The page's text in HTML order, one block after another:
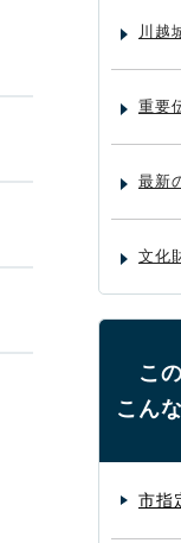
川越
重要
最新
文化
こ
こん
市指